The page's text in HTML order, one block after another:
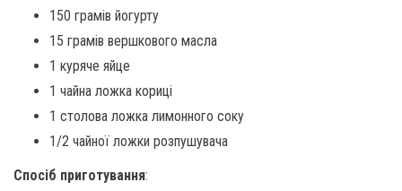
150 грамів йогурту
15 грамів вершкового масла
1 куряче яйце
1 чайна ложка кориці
1 столова ложка лимонного соку
1/2 чайної ложки розпушувача
Спосіб приготування: